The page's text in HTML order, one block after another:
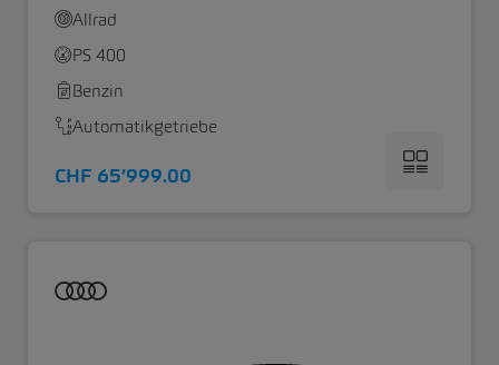
Allrad
PS 400
Benzin
Automatikgetriebe
CHF 65’999.00